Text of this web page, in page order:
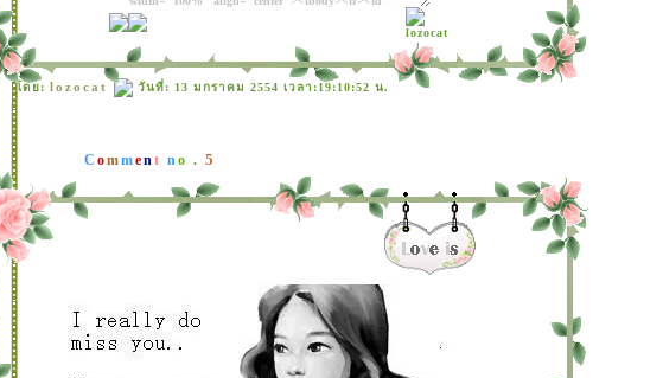
ดย: lozocat วันที่: 13 มกราคม 2554 เวลา:19:10:52 น.
C omment no . 5